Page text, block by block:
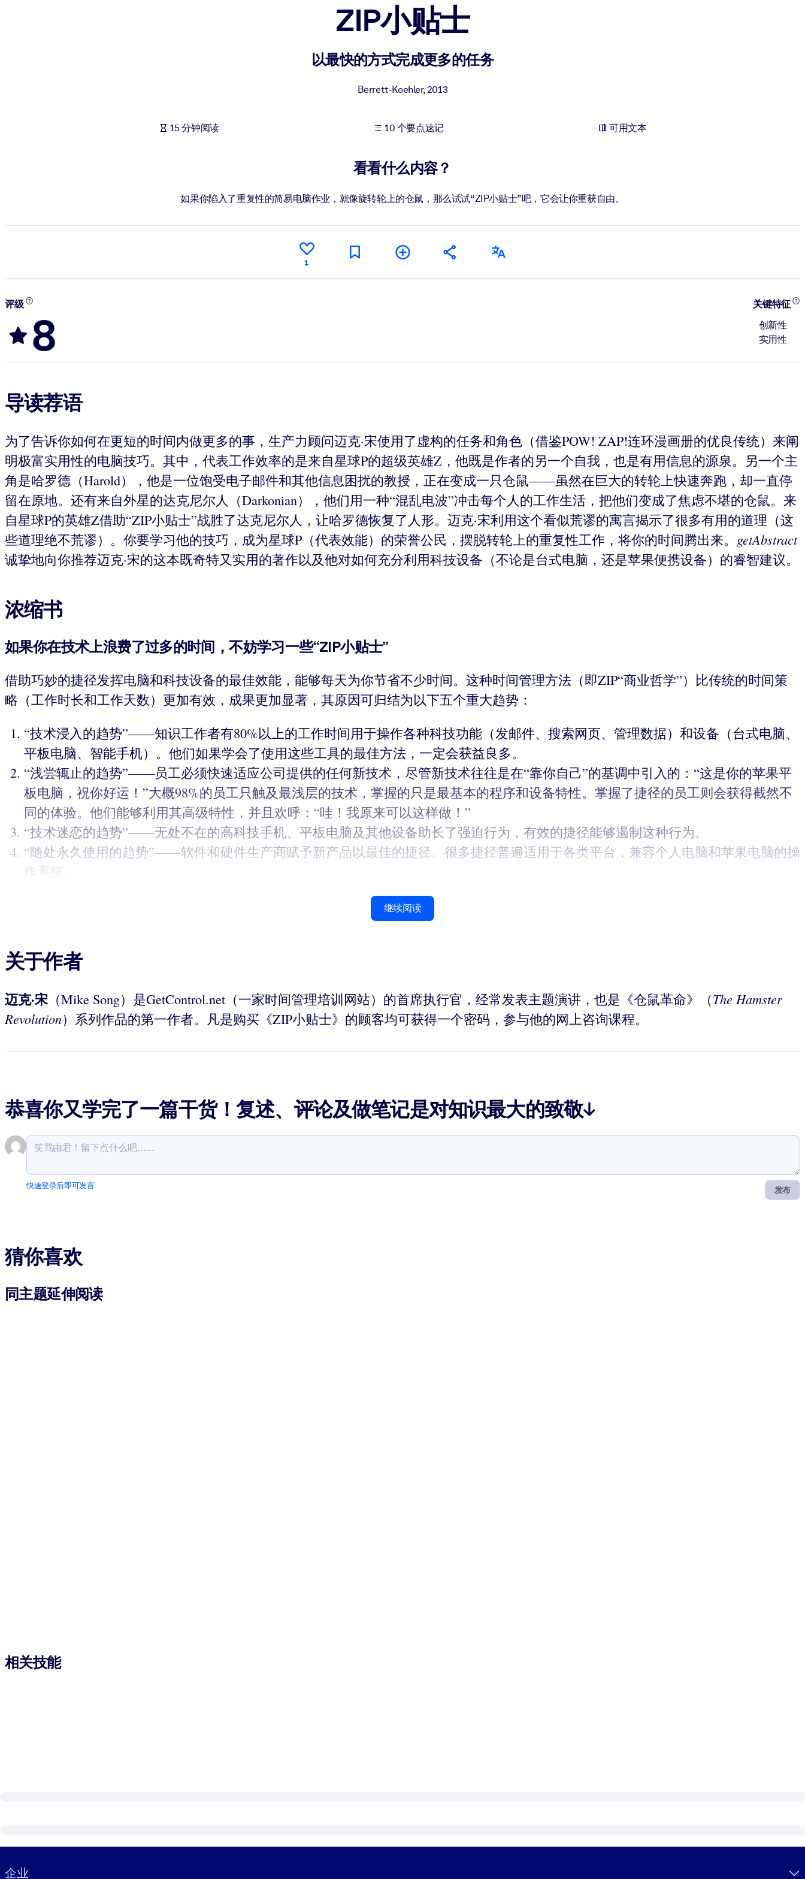
利用可靠、结构化的知识为您的人工智能系统提供动力，以改善输出结果。
ZIP小贴士
以最快的方式完成更多的任务
Berrett-Koehler,2013
15 分钟阅读 10 个要点速记 可用文本
看看什么内容？
如果你陷入了重复性的简易电脑作业，就像旋转轮上的仓鼠，那么试试“ZIP小贴士”吧，它会让你重获自由。
1
评级
8
关键特征
创新性
实用性
导读荐语
为了告诉你如何在更短的时间内做更多的事，生产力顾问迈克·宋使用了虚构的任务和角色（借鉴POW! ZAP!连环漫画册的优良传统）来阐
明极富实用性的电脑技巧。其中，代表工作效率的是来自星球P的超级英雄Z，他既是作者的另一个自我，也是有用信息的源泉。另一个主
角是哈罗德（Harold），他是一位饱受电子邮件和其他信息困扰的教授，正在变成一只仓鼠——虽然在巨大的转轮上快速奔跑，却一直停
留在原地。还有来自外星的达克尼尔人（Darkonian），他们用一种“混乱电波”冲击每个人的工作生活，把他们变成了焦虑不堪的仓鼠。来
自星球P的英雄Z借助“ZIP小贴士”战胜了达克尼尔人，让哈罗德恢复了人形。迈克·宋利用这个看似荒谬的寓言揭示了很多有用的道理（这
些道理绝不荒谬）。你要学习他的技巧，成为星球P（代表效能）的荣誉公民，摆脱转轮上的重复性工作，将你的时间腾出来。 getAbstract
诚挚地向你推荐迈克·宋的这本既奇特又实用的著作以及他对如何充分利用科技设备（不论是台式电脑，还是苹果便携设备）的睿智建议。
浓缩书
如果你在技术上浪费了过多的时间，不妨学习一些“ZIP小贴士”
借助巧妙的捷径发挥电脑和科技设备的最佳效能，能够每天为你节省不少时间。这种时间管理方法（即ZIP“商业哲学”）比传统的时间策
略（工作时长和工作天数）更加有效，成果更加显著，其原因可归结为以下五个重大趋势：
“技术浸入的趋势”——知识工作者有80%以上的工作时间用于操作各种科技功能（发邮件、搜索网页、管理数据）和设备（台式电脑、
平板电脑、智能手机）。他们如果学会了使用这些工具的最佳方法，一定会获益良多。
“浅尝辄止的趋势”——员工必须快速适应公司提供的任何新技术，尽管新技术往往是在“靠你自己”的基调中引入的：“这是你的苹果平
板电脑，祝你好运！”大概98%的员工只触及最浅层的技术，掌握的只是最基本的程序和设备特性。掌握了捷径的员工则会获得截然不
同的体验。他们能够利用其高级特性，并且欢呼：“哇！我原来可以这样做！”
“技术迷恋的趋势”——无处不在的高科技手机、平板电脑及其他设备助长了强迫行为，有效的捷径能够遏制这种行为。
“随处永久使用的趋势”——软件和硬件生产商赋予新产品以最佳的捷径。很多捷径普遍适用于各类平台，兼容个人电脑和苹果电脑的操
作系统。
继续阅读
关于作者
迈克·宋 （Mike Song）是GetControl.net（一家时间管理培训网站）的首席执行官，经常发表主题演讲，也是《仓鼠革命》（The Hamster
Revolution）系列作品的第一作者。凡是购买《ZIP小贴士》的顾客均可获得一个密码，参与他的网上咨询课程。
恭喜你又学完了一篇干货！复述、评论及做笔记是对知识最大的致敬↓
发布
快速登录后即可发言
猜你喜欢
同主题延伸阅读
相关技能
Visually hidden Text
企业